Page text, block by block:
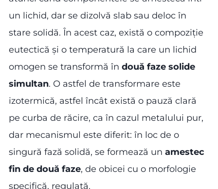
un lichid, dar se dizolvă slab sau deloc în
stare solidă. În acest caz, există o compoziție
eutectică și o temperatură la care un lichid
omogen se transformă în două faze solide
simultan. O astfel de transformare este
izotermică, astfel încât există o pauză clară
pe curba de răcire, ca în cazul metalului pur,
dar mecanismul este diferit: în loc de o
singură fază solidă, se formează un amestec
fin de două faze, de obicei cu o morfologie
specifică, regulată.